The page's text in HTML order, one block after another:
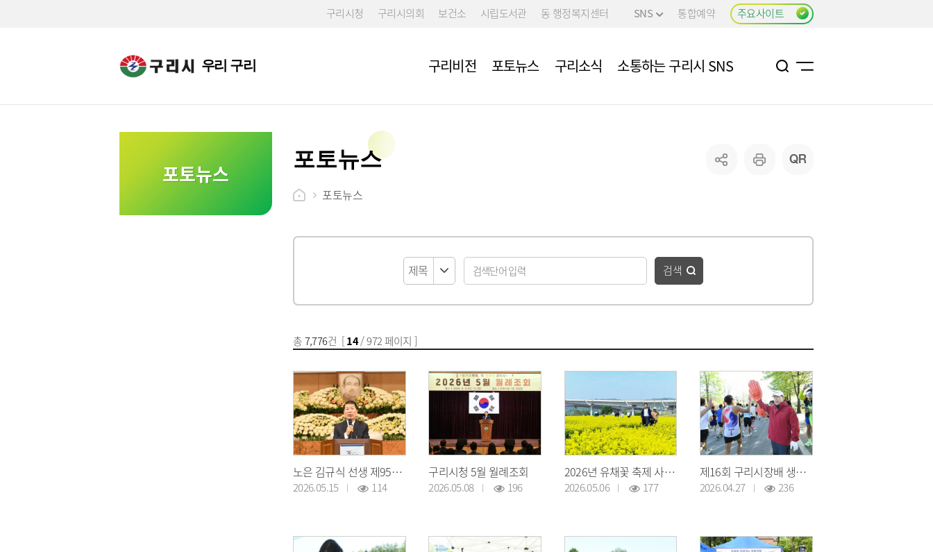
구리시청 구리시의회 보건소 시립도서관 동 행정복지센터 SNS 통합예약 주요사이트
우리 구리 구리비전 포토뉴스 구리소식 소통하는 구리시 SNS
포토뉴스
포토뉴스
포토뉴스
검색
총7,776건 [14/ 972 페이지 ]
노은 김규식 선생 제95주기 추모제 개최
2026.05.15 114
구리시청 5월 월례조회
2026.05.08 196
2026년 유채꽃 축제 사전 현장점검
2026.05.06 177
제16회 구리시장배 생활체육건강달리기 대회
2026.04.27 236